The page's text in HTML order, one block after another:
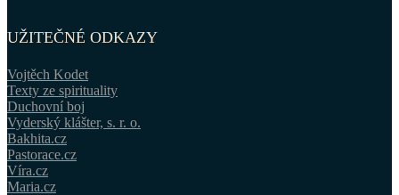
UŽITEČNÉ ODKAZY
Vojtěch Kodet
Texty ze spirituality
Duchovní boj
Vyderský klášter, s. r. o.
Bakhita.cz
Pastorace.cz
Víra.cz
Maria.cz